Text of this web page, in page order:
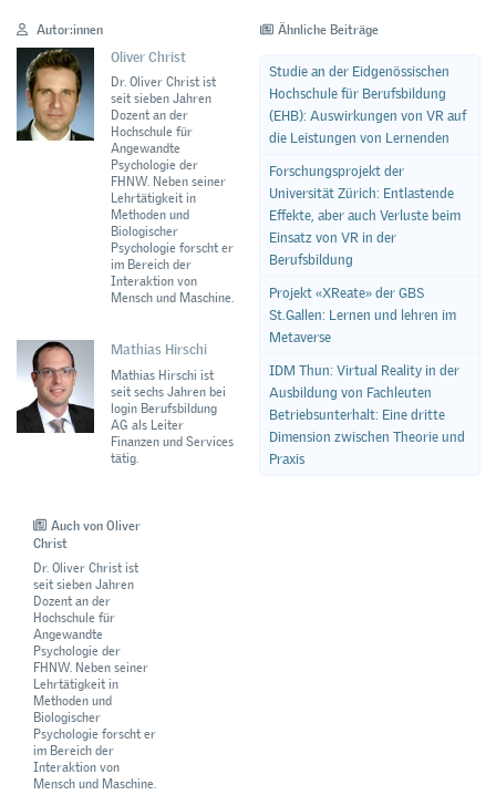
Autor:innen
Oliver Christ
Dr. Oliver Christ ist
seit sieben Jahren
Dozent an der
Hochschule für
Angewandte
Psychologie der
FHNW. Neben seiner
Lehrtätigkeit in
Methoden und
Biologischer
Psychologie forscht er
im Bereich der
Interaktion von
Mensch und Maschine.
Mathias Hirschi
Mathias Hirschi ist
seit sechs Jahren bei
login Berufsbildung
AG als Leiter
Finanzen und Services
tätig.
Auch von Oliver
Christ
Dr. Oliver Christ ist
seit sieben Jahren
Dozent an der
Hochschule für
Angewandte
Psychologie der
FHNW. Neben seiner
Lehrtätigkeit in
Methoden und
Biologischer
Psychologie forscht er
im Bereich der
Interaktion von
Mensch und Maschine.
Ähnliche Beiträge
Studie an der Eidgenössischen
Hochschule für Berufsbildung
(EHB): Auswirkungen von VR auf
die Leistungen von Lernenden
Forschungsprojekt der
Universität Zürich: Entlastende
Effekte, aber auch Verluste beim
Einsatz von VR in der
Berufsbildung
Projekt «XReate» der GBS
St.Gallen: Lernen und lehren im
Metaverse
IDM Thun: Virtual Reality in der
Ausbildung von Fachleuten
Betriebsunterhalt: Eine dritte
Dimension zwischen Theorie und
Praxis